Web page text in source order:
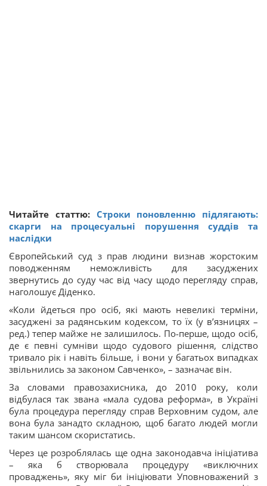
Читайте статтю: Строки поновленню підлягають:
скарги на процесуальні порушення суддів та
наслідки
Європейський суд з прав людини визнав жорстоким
поводженням неможливість для засуджених
звернутись до суду час від часу щодо перегляду справ,
наголошує Діденко.
«Коли йдеться про осіб, які мають невеликі терміни,
засуджені за радянським кодексом, то їх (у в’язницях –
ред.) тепер майже не залишилось. По-перше, щодо осіб,
де є певні сумніви щодо судового рішення, слідство
тривало рік і навіть більше, і вони у багатьох випадках
звільнились за законом Савченко», – зазначає він.
За словами правозахисника, до 2010 року, коли
відбулася так звана «мала судова реформа», в Україні
була процедура перегляду справ Верховним судом, але
вона була занадто складною, щоб багато людей могли
таким шансом скористатись.
Через це розроблялась ще одна законодавча ініціатива
– яка б створювала процедуру «виключних
проваджень», яку міг би ініціювати Уповноважений з